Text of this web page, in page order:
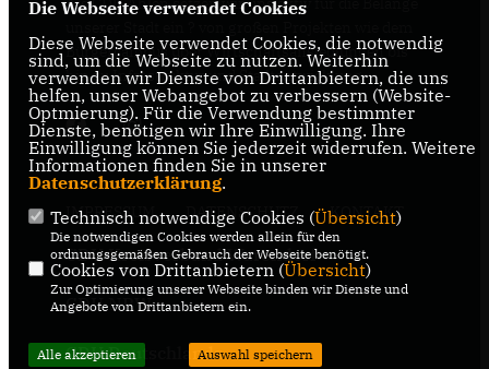
Bürgercampus über Wirtschaftsansiedlungen bis
hin zu Infrastruktur und Stadtentwicklung.
IMPRESSUM DATENSCHUTZ KONTAKT
CDU Kreisverband Warendorf-
Beckum
CDU NRW
CDU Deutschlands
Die Webseite verwendet Cookies
Diese Webseite verwendet Cookies, die notwendig
sind, um die Webseite zu nutzen. Weiterhin
verwenden wir Dienste von Drittanbietern, die uns
helfen, unser Webangebot zu verbessern (Website-
Optmierung). Für die Verwendung bestimmter
Dienste, benötigen wir Ihre Einwilligung. Ihre
Einwilligung können Sie jederzeit widerrufen. Weitere
Informationen finden Sie in unserer
Datenschutzerklärung.
Technisch notwendige Cookies (Übersicht)
Die notwendigen Cookies werden allein für den
ordnungsgemäßen Gebrauch der Webseite benötigt.
Cookies von Drittanbietern (Übersicht)
Zur Optimierung unserer Webseite binden wir Dienste und
Angebote von Drittanbietern ein.
Alle akzeptieren Auswahl speichern